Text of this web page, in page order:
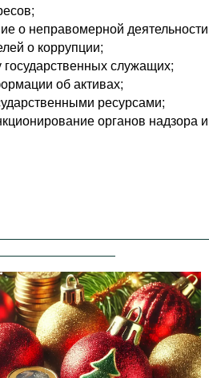
о неправомерной
о коррупции;
служащих;
об активах;
ресурсами;
органов надзора